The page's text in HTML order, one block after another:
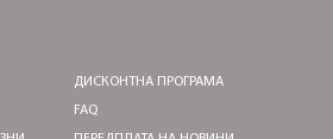
ДИСКОНТНА ПРОГРАМА
FAQ